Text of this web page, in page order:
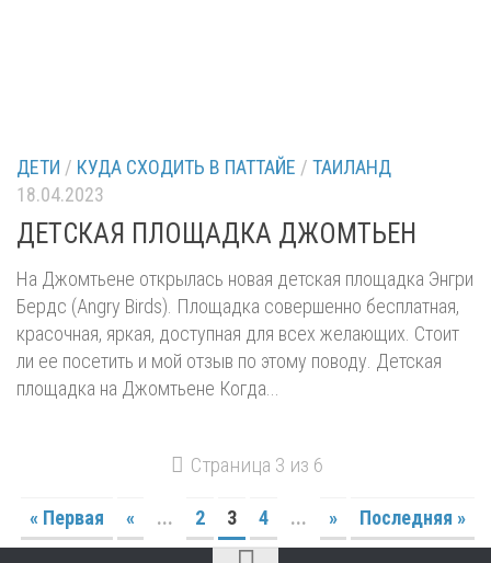
ДЕТИ / КУДА СХОДИТЬ В ПАТТАЙЕ / ТАИЛАНД
18.04.2023
ДЕТСКАЯ ПЛОЩАДКА ДЖОМТЬЕН
На Джомтьене открылась новая детская площадка Энгри
Бердс (Angry Birds). Площадка совершенно бесплатная,
красочная, яркая, доступная для всех желающих. Стоит
ли ее посетить и мой отзыв по этому поводу. Детская
площадка на Джомтьене Когда...
Страница 3 из 6
« Первая « ... 2 3 4 ... » Последняя »